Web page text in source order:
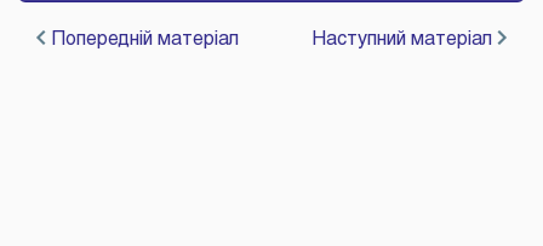
Попередній матеріал Наступний матеріал